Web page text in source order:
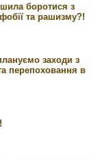
боротися з
та рашизму?!
заходи з
перепоховання в